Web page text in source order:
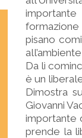
formazione
pisano
Da lì
è un
Dimostra
Giovanni
importante
prende la